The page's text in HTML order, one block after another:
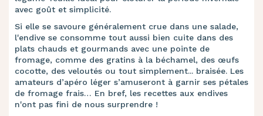
avec goût et simplicité.
Si elle se savoure généralement crue dans une salade,
l'endive se consomme tout aussi bien cuite dans des
plats chauds et gourmands avec une pointe de
fromage, comme des gratins à la béchamel, des œufs
cocotte, des veloutés ou tout simplement... braisée. Les
amateurs d’apéro léger s’amuseront à garnir ses pétales
de fromage frais… En bref, les recettes aux endives
n'ont pas fini de nous surprendre !